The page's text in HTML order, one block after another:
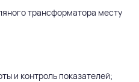
трансформатора месту
и контроль показателей;